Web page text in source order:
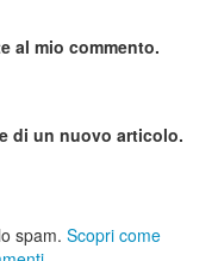
al mio commento.
di un nuovo articolo.
spam. Scopri come